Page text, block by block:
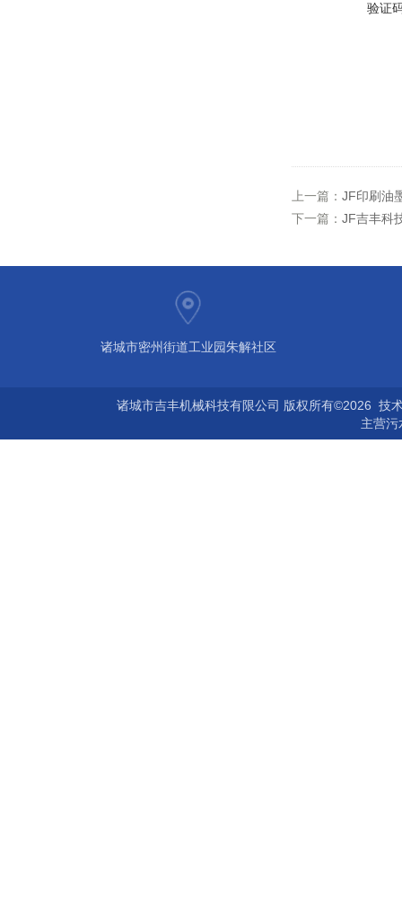
验证
上一篇： JF印刷油
下一篇： JF吉丰科
诸城市密州街道工业园朱解社区
诸城市吉丰机械科技有限公司 版权所有©2026 技
主营污